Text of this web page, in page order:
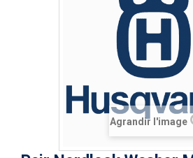
Agrandir l'image